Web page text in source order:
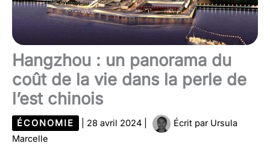
Hangzhou : un panorama du
coût de la vie dans la perle de
l’est chinois
ÉCONOMIE 28 avril 2024 Écrit par Ursula
Marcelle